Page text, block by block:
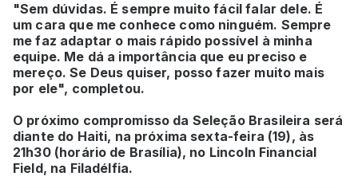
"Sem dúvidas. É sempre muito fácil falar dele. É
um cara que me conhece como ninguém. Sempre
me faz adaptar o mais rápido possível à minha
equipe. Me dá a importância que eu preciso e
mereço. Se Deus quiser, posso fazer muito mais
por ele", completou.
O próximo compromisso da Seleção Brasileira será
diante do Haiti, na próxima sexta-feira (19), às
21h30 (horário de Brasília), no Lincoln Financial
Field, na Filadélfia.